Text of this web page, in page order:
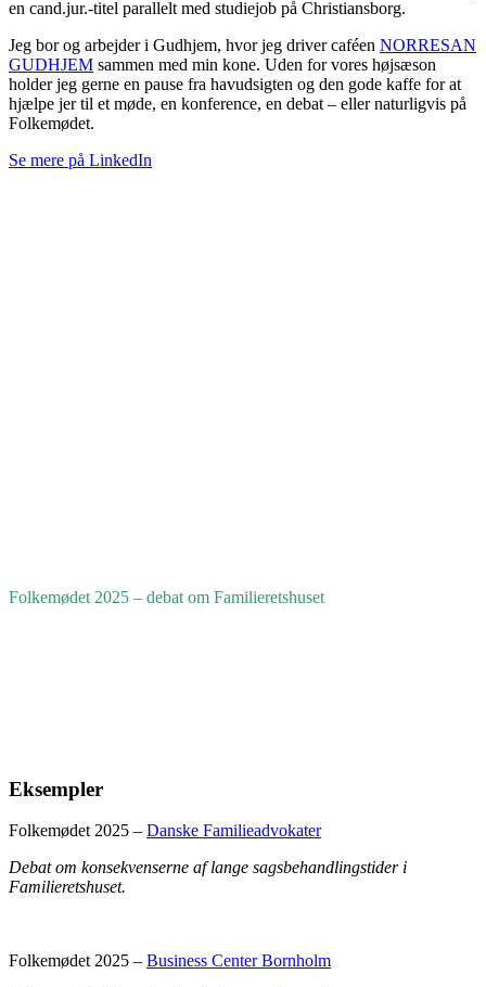
en cand.jur.-titel parallelt med studiejob på Christiansborg.
Jeg bor og arbejder i Gudhjem, hvor jeg driver caféen NORRESAN
GUDHJEM sammen med min kone. Uden for vores højsæson
holder jeg gerne en pause fra havudsigten og den gode kaffe for at
hjælpe jer til et møde, en konference, en debat – eller naturligvis på
Folkemødet.
Se mere på LinkedIn
Folkemødet 2025 – debat om Familieretshuset
Eksempler
Folkemødet 2025 – Danske Familieadvokater
Debat om konsekvenserne af lange sagsbehandlingstider i
Familieretshuset.
Folkemødet 2025 – Business Center Bornholm